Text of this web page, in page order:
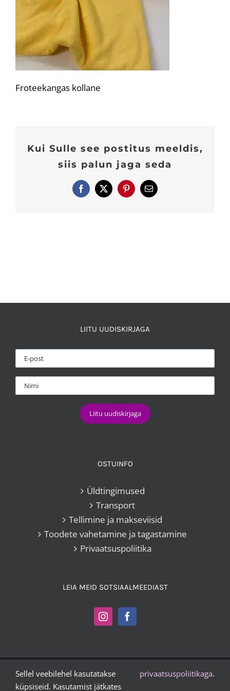
Froteekangas kollane
Kui Sulle see postitus meeldis,
siis palun jaga seda
Facebook
X PinterestE-
post
LIITU UUDISKIRJAGA
OSTUINFO
Üldtingimused
Transport
Tellimine ja makseviisid
Toodete vahetamine ja tagastamine
Privaatsuspoliitika
LEIA MEID SOTSIAALMEEDIAST
Kangakoi OÜ |+372 503 2372 vesta@kangakoi.ee
Sellel veebilehel kasutatakse
küpsiseid. Kasutamist jätkates
privaatsuspoliitikaga.